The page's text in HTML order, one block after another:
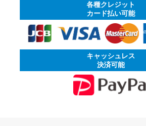
各種クレジット
カード払い可能
キャッシュレス
決済可能